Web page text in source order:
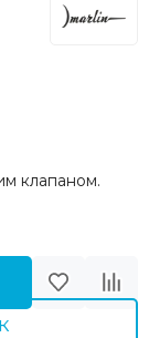
клапаном.